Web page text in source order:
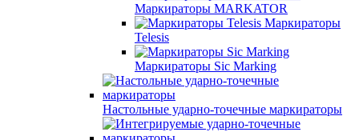
Маркираторы MARKATOR
Маркираторы
Telesis
Маркираторы Sic Marking
Настольные ударно-точечные маркираторы